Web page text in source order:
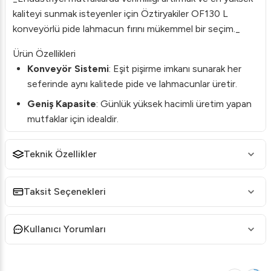
kaliteyi sunmak isteyenler için Öztiryakiler OF130 L
konveyörlü pide lahmacun fırını mükemmel bir seçim._
Ürün Özellikleri
Konveyör Sistemi: Eşit pişirme imkanı sunarak her
seferinde aynı kalitede pide ve lahmacunlar üretir.
Geniş Kapasite: Günlük yüksek hacimli üretim yapan
mutfaklar için idealdir.
Hızlı Pişirme: Zaman tasarrufu sağlar ve enerji
verimliliğini artırır.
Dayanıklı Yapı: Uzun ömürlü kullanım için kaliteli
malzemelerden üretilmiştir.
Kolay Kullanım: Kullanıcı dostu kontrol paneli ile
kolayca ayarlanabilir sıcaklık ve süre seçenekleri.
Teknik Özellikler
Taksit Seçenekleri
Kullanıcı Yorumları